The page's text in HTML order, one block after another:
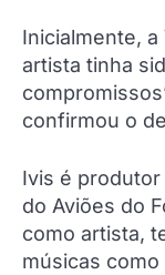
Inicialmente,
artista tinha
confirmou o
Ivis é produtor
do Aviões do
como artista,
músicas como